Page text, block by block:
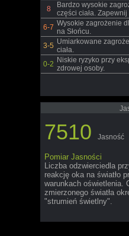
8
Bardzo wysokie
części ciała.
6-7 Wysokie zagrożenie
na Słońcu.
3-5 Umiarkowane
ciała.
0-2 Niskie ryzyko przy
zdrowej osoby.
7510 Jasność
Pomiar Jasności
Liczba odzwierciedla
reakcję oka na światło
warunkach oświetlenia.
zmierzonego światła
"strumień świetlny".